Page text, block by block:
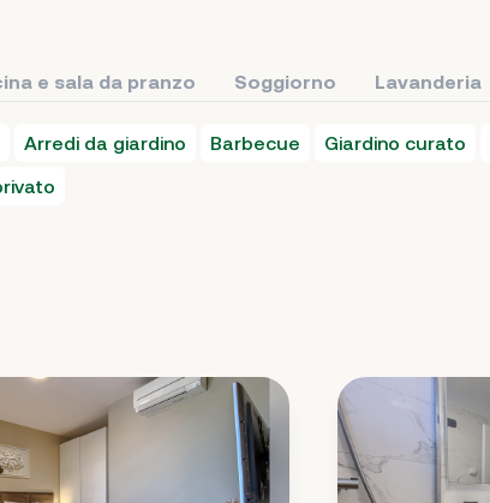
e sala da pranzo Soggiorno Lavanderia
Arredi da giardino Barbecue Giardino curato